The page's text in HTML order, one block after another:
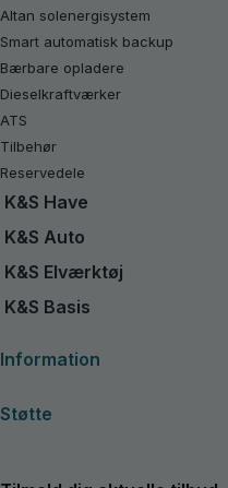
Altan solenergisystem
Smart automatisk backup
Bærbare opladere
Dieselkraftværker
ATS
Tilbehør
Reservedele
K&S Have
Enhedsbatterisystem
Motorsave
Plæneklippere
Hækkeklippere
K&S Auto
Luftkompressorer
K&S Elværktøj
Elværktøj
K&S Basis
Invertergeneratorer K&S Basic
Information
Nyttige artikler
Støtte